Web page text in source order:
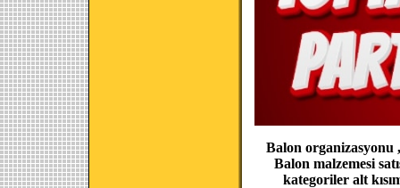
Balon organizasyonu ,
Balon malzemesi
kategoriler alt